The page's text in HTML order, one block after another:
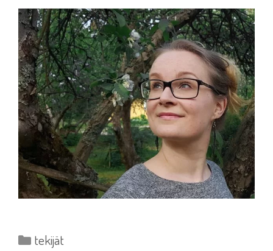
Kategoriat
tekijät